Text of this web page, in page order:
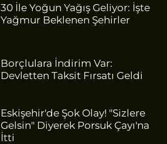
30 İle Yoğun Yağış Geliyor: İşte
Yağmur Beklenen Şehirler
Borçlulara İndirim Var:
Devletten Taksit Fırsatı Geldi
Eskişehir'de Şok Olay! "Sizlere
Gelsin" Diyerek Porsuk Çayı'na
İtti